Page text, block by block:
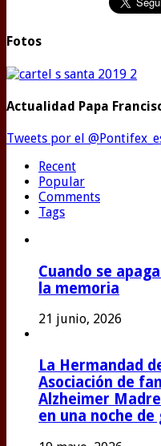
Fotos
Actualidad Papa
Tweets por el
Recent
Popular
Comments
Tags
Cuando se
la memoria
21 junio, 2026
La Hermandad
Asociación de
Alzheimer
en una noche